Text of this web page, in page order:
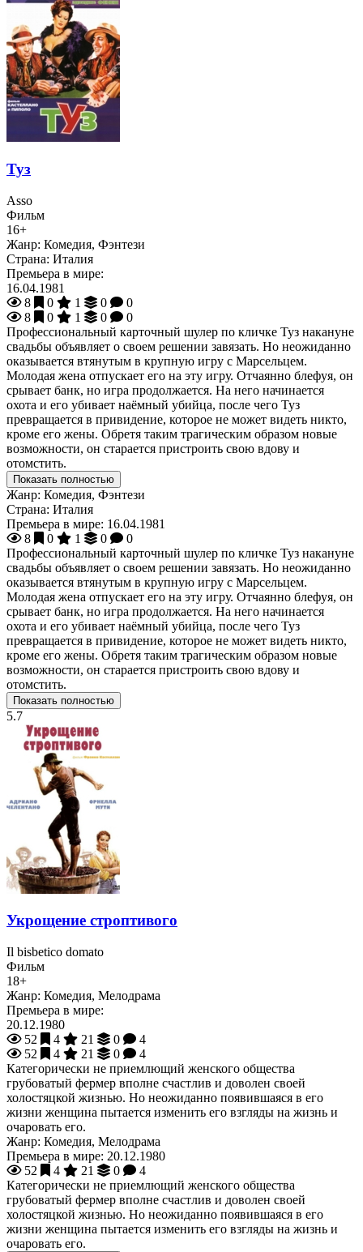
Туз
Asso
Фильм
16+
Жанр: Комедия, Фэнтези
Страна: Италия
Премьера в мире:
16.04.1981
8
0 1 0
0
8
0 1 0
0
Профессиональный карточный шулер по кличке Туз накануне
свадьбы объявляет о своем решении завязать. Но неожиданно
оказывается втянутым в крупную игру с Марсельцем.
Молодая жена отпускает его на эту игру. Отчаянно блефуя, он
срывает банк, но игра продолжается. На него начинается
охота и его убивает наёмный убийца, после чего Туз
превращается в привидение, которое не может видеть никто,
кроме его жены. Обретя таким трагическим образом новые
возможности, он старается пристроить свою вдову и
отомстить.
Показать полностью
Жанр: Комедия, Фэнтези
Страна: Италия
Премьера в мире: 16.04.1981
8
0 1 0
0
Профессиональный карточный шулер по кличке Туз накануне
свадьбы объявляет о своем решении завязать. Но неожиданно
оказывается втянутым в крупную игру с Марсельцем.
Молодая жена отпускает его на эту игру. Отчаянно блефуя, он
срывает банк, но игра продолжается. На него начинается
охота и его убивает наёмный убийца, после чего Туз
превращается в привидение, которое не может видеть никто,
кроме его жены. Обретя таким трагическим образом новые
возможности, он старается пристроить свою вдову и
отомстить.
Показать полностью
5.7
Укрощение строптивого
Il bisbetico domato
Фильм
18+
Жанр: Комедия, Мелодрама
Премьера в мире:
20.12.1980
52
4 21 0
4
52
4 21 0
4
Категорически не приемлющий женского общества
грубоватый фермер вполне счастлив и доволен своей
холостяцкой жизнью. Но неожиданно появившаяся в его
жизни женщина пытается изменить его взгляды на жизнь и
очаровать его.
Жанр: Комедия, Мелодрама
Премьера в мире: 20.12.1980
52
4 21 0
4
Категорически не приемлющий женского общества
грубоватый фермер вполне счастлив и доволен своей
холостяцкой жизнью. Но неожиданно появившаяся в его
жизни женщина пытается изменить его взгляды на жизнь и
очаровать его.